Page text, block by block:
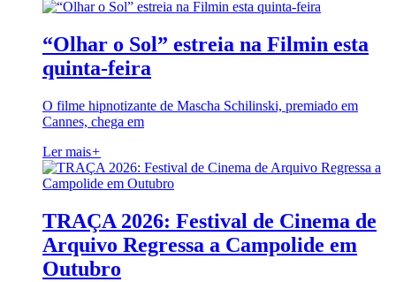
“Olhar o Sol” estreia na Filmin esta
quinta-feira
O filme hipnotizante de Mascha Schilinski, premiado em
Cannes, chega em
Ler mais+
TRAÇA 2026: Festival de Cinema de
Arquivo Regressa a Campolide em
Outubro